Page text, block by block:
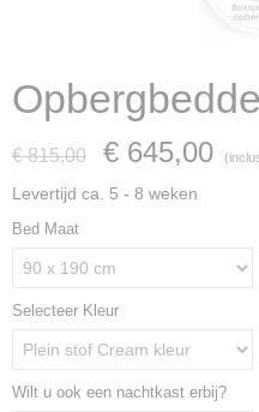
€ 815,00 € 645,00
Levertijd ca. 5 - 8 weken
Bed Maat
Selecteer Kleur
Wilt u ook een nachtkast erbij?